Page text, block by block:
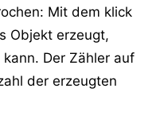
Mit dem klick
Objekt erzeugt,
Der Zähler auf
der erzeugten